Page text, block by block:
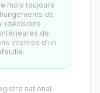
mois toujours
de
(décisions
de
internes d'un
national